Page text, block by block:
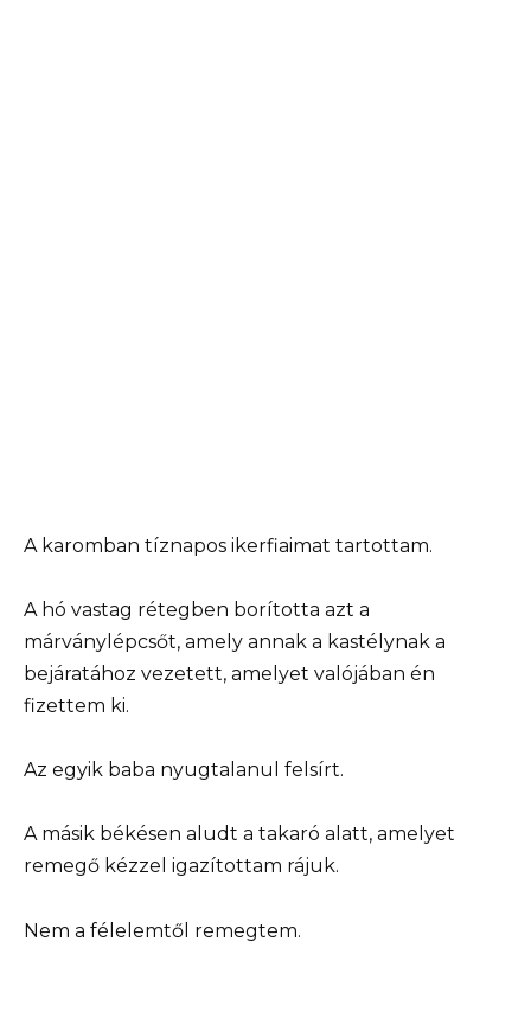
A karomban tíznapos ikerfiaimat tartottam.
A hó vastag rétegben borította azt a
márványlépcsőt, amely annak a kastélynak a
bejáratához vezetett, amelyet valójában én
fizettem ki.
Az egyik baba nyugtalanul felsírt.
A másik békésen aludt a takaró alatt, amelyet
remegő kézzel igazítottam rájuk.
Nem a félelemtől remegtem.